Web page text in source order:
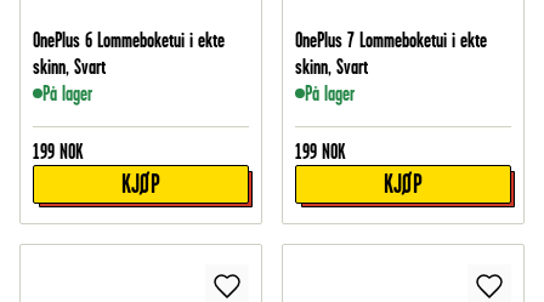
OnePlus 6 Lommeboketui i ekte
skinn, Svart
På lager
199 NOK
KJØP
OnePlus 7 Lommeboketui i ekte
skinn, Svart
På lager
199 NOK
KJØP